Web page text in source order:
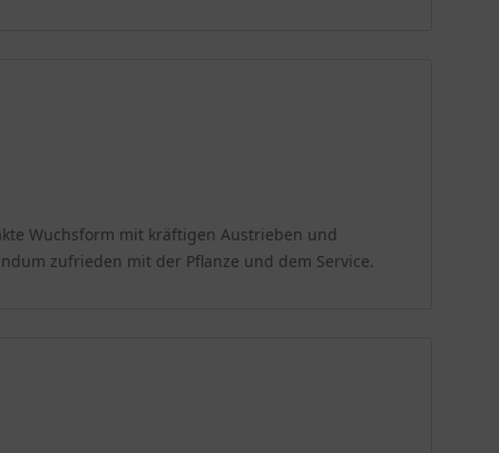
Wuchsform mit kräftigen Austrieben und
zufrieden mit der Pflanze und dem Service.